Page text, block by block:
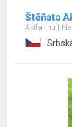
Štěňata
Akita-inu